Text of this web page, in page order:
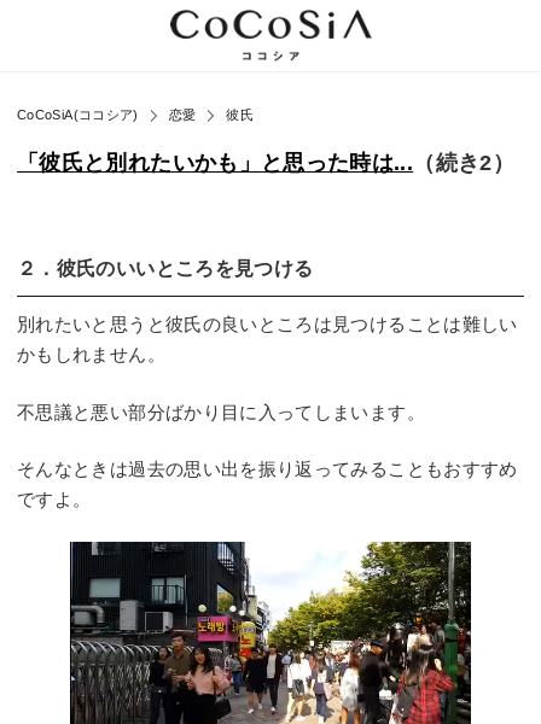
CoCoSiA(ココシア) 恋愛 彼氏
「彼氏と別れたいかも」と思った時は... （続き2）
２．彼氏のいいところを見つける
別れたいと思うと彼氏の良いところは見つけることは難しい
かもしれません。
不思議と悪い部分ばかり目に入ってしまいます。
そんなときは過去の思い出を振り返ってみることもおすすめ
ですよ。